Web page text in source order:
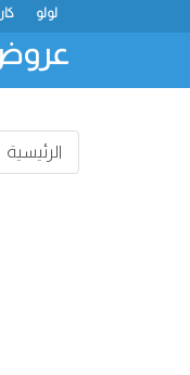
لولو
الرئيسية